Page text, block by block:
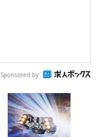
Sponsored by